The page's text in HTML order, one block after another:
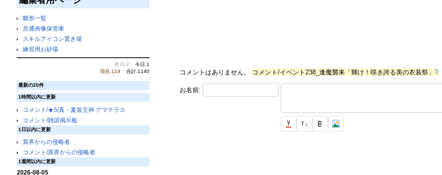
雛形一覧
共通画像保管庫
スキルアイコン置き場
練習用お砂場
昨日.2
今日.1
現在.119
合計.1140
最新の20件
1時間以内に更新
コメント/★5/真・夏装主神 アマテラス
コメント/雑談掲示板
1日以内に更新
異界からの侵略者
コメント/異界からの侵略者
1週間以内に更新
2026-08-05
コメントはありません。 コメント/イベント238_逢魔襲来「輝け！咲き誇る美の衣装祭」 ?
お名前:
T T